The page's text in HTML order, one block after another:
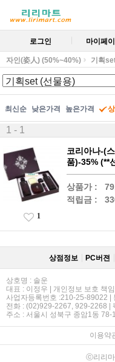
로그인 마이페
자인(姿人) (50%~40%) 기획
최신순 낮은가격 높은가격
1 - 1
코리아나-(
품)-35% (**
상품가 :
적립금 :
1
상점정보 PC버젼
상호명 : 솔운
대표 : 이정우 | 개인정보 보호 책
사업자등록번호 :210-25-89022 |
전화 : (02)929-2267, 929-2268 |
주소 : 서울시 성북구 종암1동 78-
이용약
ⓒ리리마